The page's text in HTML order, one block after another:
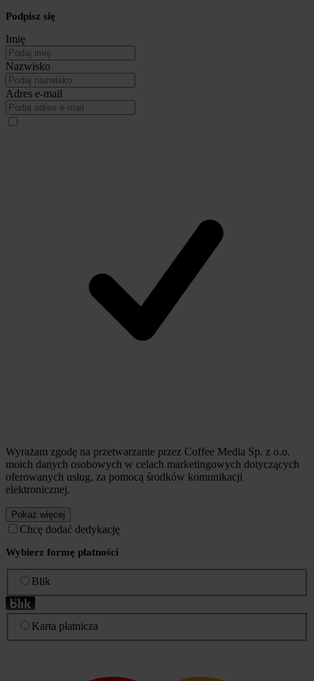
Podpisz się
Imię
Nazwisko
Adres e-mail
Wyrażam zgodę na przetwarzanie przez Coffee Media Sp. z o.o.
moich danych osobowych w celach marketingowych dotyczących
oferowanych usług, za pomocą środków komunikacji
elektronicznej.
Pokaż więcej
Chcę dodać dedykację
Wybierz formę płatności
Blik
Karta płatnicza